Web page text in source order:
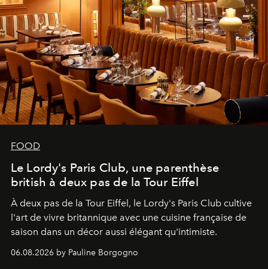
FOOD
Le Lordy's Paris Club, une parenthèse
british à deux pas de la Tour Eiffel
À deux pas de la Tour Eiffel, le Lordy's Paris Club cultive
l'art de vivre britannique avec une cuisine française de
saison dans un décor aussi élégant qu'intimiste.
06.08.2026 by Pauline Borgogno